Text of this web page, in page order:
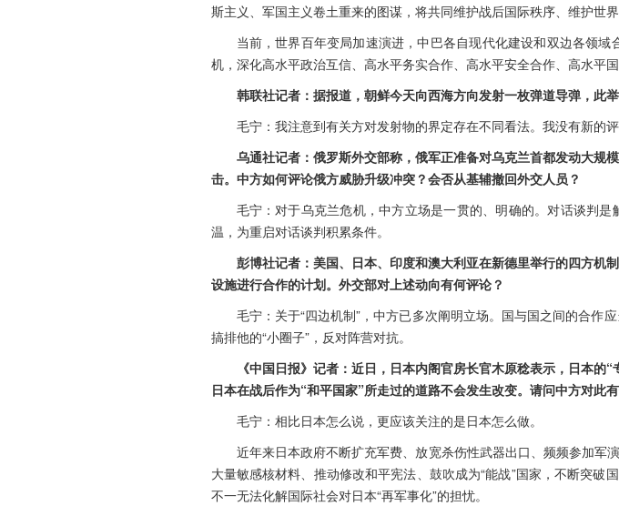
斯主义、军国主义卷土重来的图谋，将共同维护战后国际秩序、维护世
当前，世界百年变局加速演进，中巴各自现代化建设和双边各领
机，深化高水平政治互信、高水平务实合作、高水平安全合作、高水平
韩联社记者：据报道，朝鲜今天向西海方向发射一枚弹道导弹，此
毛宁：我注意到有关方对发射物的界定存在不同看法。我没有新的评
乌通社记者：俄罗斯外交部称，俄军正准备对乌克兰首都发动大规
击。中方如何评论俄方威胁升级冲突？会否从基辅撤回外交人员？
毛宁：对于乌克兰危机，中方立场是一贯的、明确的。对话谈判
温，为重启对话谈判积累条件。
彭博社记者：美国、日本、印度和澳大利亚在新德里举行的四方机
设施进行合作的计划。外交部对上述动向有何评论？
毛宁：关于“四边机制”，中方已多次阐明立场。国与国之间的合作
搞排他的“小圈子”，反对阵营对抗。
《中国日报》记者：近日，日本内阁官房长官木原稔表示，日本的
日本在战后作为“和平国家”所走过的道路不会发生改变。请问中方对此
毛宁：相比日本怎么说，更应该关注的是日本怎么做。
近年来日本政府不断扩充军费、放宽杀伤性武器出口、频频参加军
大量敏感核材料、推动修改和平宪法、鼓吹成为“能战”国家，不断突破
不一无法化解国际社会对日本“再军事化”的担忧。